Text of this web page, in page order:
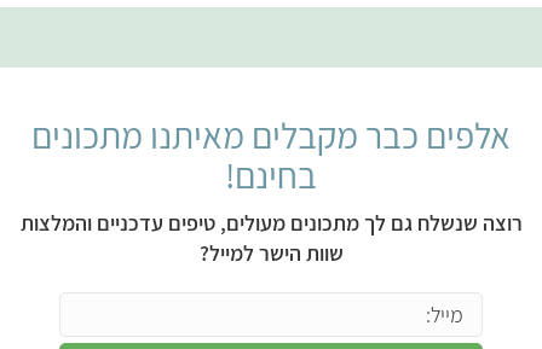
אלפים כבר מקבלים מאיתנו מתכונים
בחינם!
רוצה שנשלח גם לך מתכונים מעולים, טיפים עדכניים והמלצות
שוות הישר למייל?